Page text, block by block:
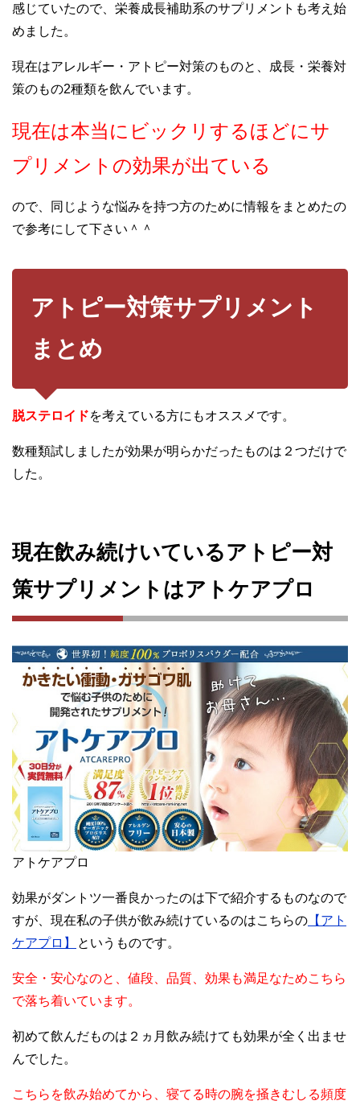
感じていたので、栄養成長補助系のサプリメントも考え始
めました。
現在はアレルギー・アトピー対策のものと、成長・栄養対
策のもの2種類を飲んでいます。
現在は本当にビックリするほどにサ
プリメントの効果が出ている
ので、同じような悩みを持つ方のために情報をまとめたの
で参考にして下さい＾＾
アトピー対策サプリメント
まとめ
脱ステロイドを考えている方にもオススメです。
数種類試しましたが効果が明らかだったものは２つだけで
した。
現在飲み続けいているアトピー対
策サプリメントはアトケアプロ
アトケアプロ
効果がダントツ一番良かったのは下で紹介するものなので
すが、現在私の子供が飲み続けているのはこちらの 【アト
ケアプロ】
というものです。
安全・安心なのと、値段、品質、効果も満足なためこちら
で落ち着いています。
初めて飲んだものは２ヵ月飲み続けても効果が全く出ませ
んでした。
こちらを飲み始めてから、寝てる時の腕を掻きむしる頻度